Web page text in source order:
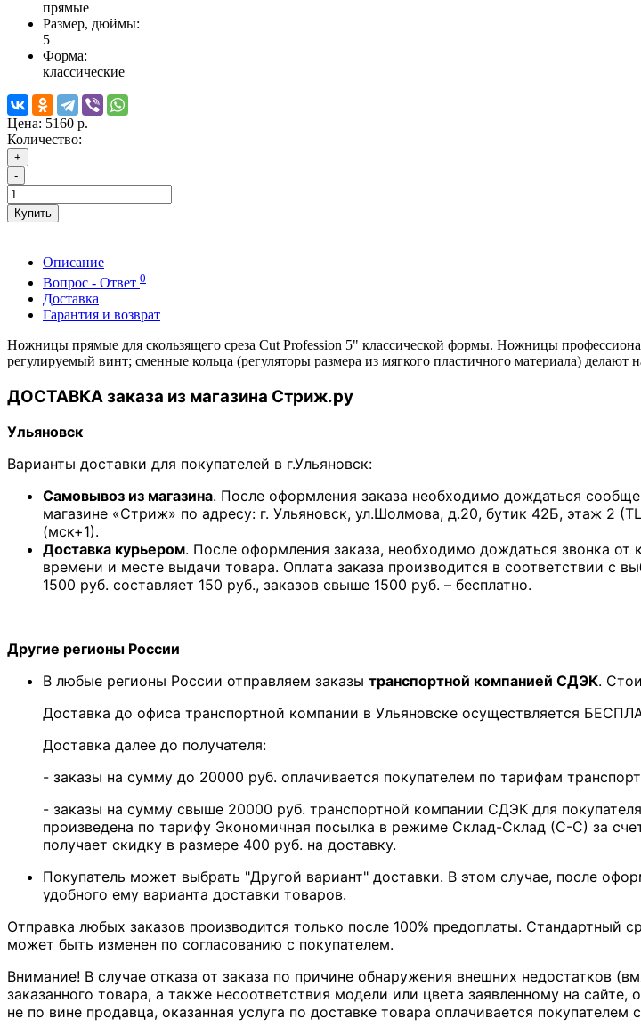
прямые
Размер, дюймы:
5
Форма:
классические
Цена: 5160 р.
Количество:
+
-
Купить
Описание
Вопрос - Ответ 0
Доставка
Гарантия и возврат
Ножницы прямые для скользящего среза Cut Profession 5" классической формы. Ножницы
регулируемый винт; сменные кольца (регуляторы размера из мягкого пластичного материала)
ДОСТАВКА заказа из магазина Стриж.ру
Ульяновск
Варианты доставки для покупателей в г.Ульяновск:
Самовывоз из магазина. После оформления заказа необходимо дождаться
магазине «Стриж» по адресу: г. Ульяновск, ул.Шолмова, д.20, бутик 42Б, этаж 2
(мск+1).
Доставка курьером. После оформления заказа, необходимо дождаться звонка от
времени и месте выдачи товара. Оплата заказа производится в соответствии с
1500 руб. составляет 150 руб., заказов свыше 1500 руб. – бесплатно.
Другие регионы России
В любые регионы России отправляем заказы транспортной компанией СДЭК.
Доставка до офиса транспортной компании в Ульяновске осуществляется
Доставка далее до получателя:
- заказы на сумму до 20000 руб. оплачивается покупателем по тарифам
- заказы на сумму свыше 20000 руб. транспортной компании СДЭК для
произведена по тарифу Экономичная посылка в режиме Склад-Склад (С-С) за
получает скидку в размере 400 руб. на доставку.
Покупатель может выбрать "Другой вариант" доставки. В этом случае, после
удобного ему варианта доставки товаров.
Отправка любых заказов производится только после 100% предоплаты. Стандартный
может быть изменен по согласованию с покупателем.
Внимание! В случае отказа от заказа по причине обнаружения внешних недостатков
заказанного товара, а также несоответствия модели или цвета заявленному на
не по вине продавца, оказанная услуга по доставке товара оплачивается покупателем